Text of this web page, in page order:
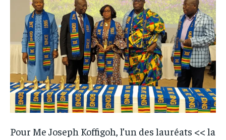
Pour Me Joseph Koffigoh, l’un des lauréats << la